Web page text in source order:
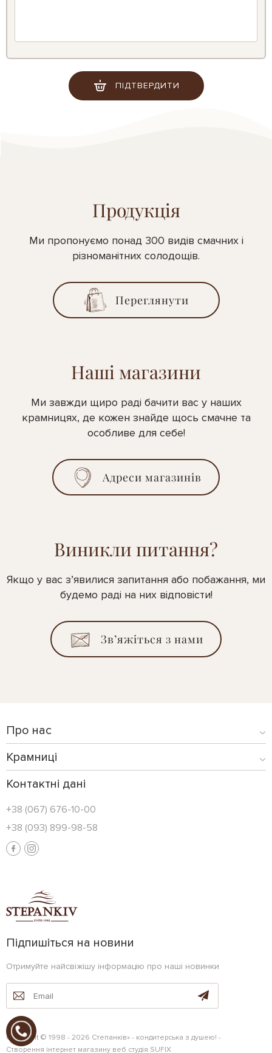
ПІДТВЕРДИТИ
Продукція
Ми пропонуємо понад 300 видів смачних і
різноманітних солодощів.
Переглянути
Наші магазини
Ми завжди щиро раді бачити вас у наших
крамницях, де кожен знайде щось смачне та
особливе для себе!
Адреси магазинів
Виникли питання?
Якщо у вас з’явилися запитання або побажання, ми
будемо раді на них відповісти!
Зв’яжіться з нами
Про нас
Крамниці
Контактні дані
+38 (067) 676-10-00
+38 (093) 899-98-58
Підпишіться на новини
Отримуйте найсвіжішу інформацію про наші новинки
Copyright © 1998 - 2026 Степанків» - кондитерська з душею! -
Створення інтернет магазину веб студія SUFIX